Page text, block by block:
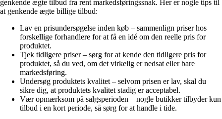
genkende ægte tilbud fra rent markedsføringssnak. Her er nogle tips til
at genkende ægte billige tilbud:
Lav en prisundersøgelse inden køb – sammenlign priser hos
forskellige forhandlere for at få en idé om den reelle pris for
produktet.
Tjek tidligere priser – sørg for at kende den tidligere pris for
produktet, så du ved, om det virkelig er nedsat eller bare
markedsføring.
Undersøg produktets kvalitet – selvom prisen er lav, skal du
sikre dig, at produktets kvalitet stadig er acceptabel.
Vær opmærksom på salgsperioden – nogle butikker tilbyder kun
tilbud i en kort periode, så sørg for at handle i tide.